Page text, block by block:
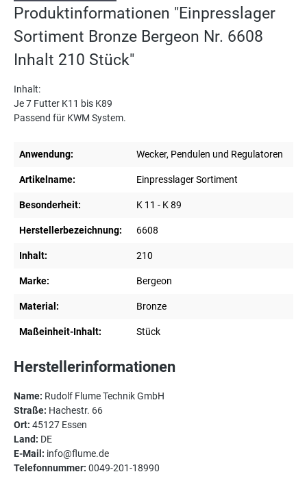
Produktinformationen "Einpresslager
Sortiment Bronze Bergeon Nr. 6608
Inhalt 210 Stück"
Inhalt:
Je 7 Futter K11 bis K89
Passend für KWM System.
Anwendung: Wecker, Pendulen und Regulatoren
Artikelname: Einpresslager Sortiment
Besonderheit: K 11 - K 89
Herstellerbezeichnung: 6608
Inhalt: 210
Marke: Bergeon
Material: Bronze
Maßeinheit-Inhalt: Stück
Herstellerinformationen
Name: Rudolf Flume Technik GmbH
Straße: Hachestr. 66
Ort: 45127 Essen
Land: DE
E-Mail: info@flume.de
Telefonnummer: 0049-201-18990